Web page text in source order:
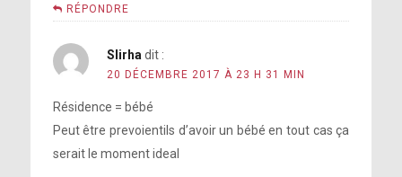
RÉPONDRE
Slirha dit :
20 DÉCEMBRE 2017 À 23 H 31 MIN
Résidence = bébé
Peut être prevoientils d’avoir un bébé en tout cas ça
serait le moment ideal